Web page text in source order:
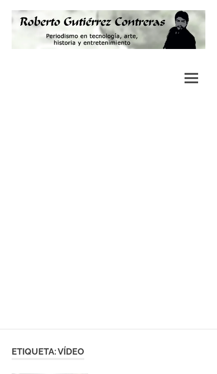
contenido
MENÚ
ETIQUETA:VÍDEO